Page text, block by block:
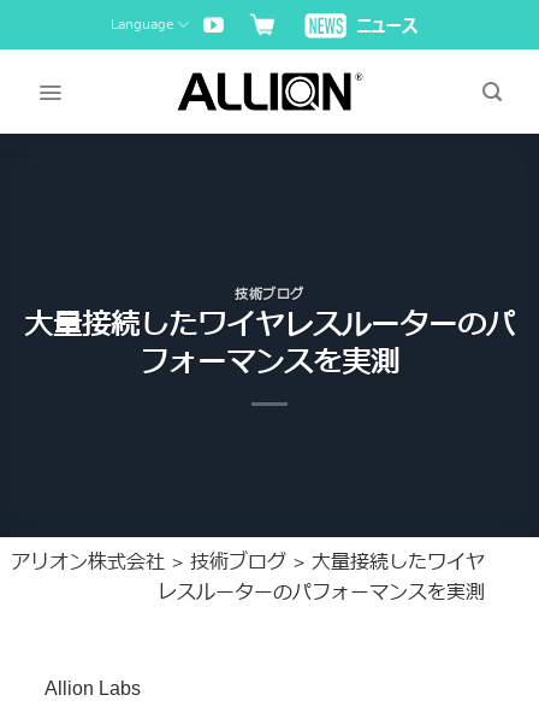
to
Language
技術ブログ
大量接続したワイヤレスルーターのパ
フォーマンスを実測
アリオン株式会社 >技術ブログ >大量接続したワイヤ
レスルーターのパフォーマンスを実測
Allion Labs